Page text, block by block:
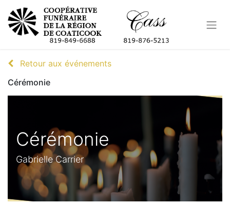
Retour aux événements
Cérémonie
Cérémonie
Gabrielle Carrier